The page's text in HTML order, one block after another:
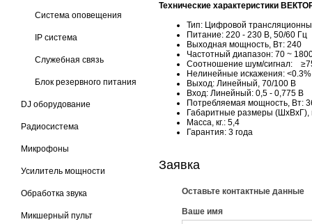
Система оповещения
IP система
Cлужебная связь
Блок резервного питания
DJ оборудование
Радиосистема
Микрофоны
Усилитель мощности
Обработка звука
Микшерный пульт
Технические характеристики
Тип: Цифровой
Питание: 220 - 230 В, 50/60 Гц
Выходная мощность, Вт: 240
Частотный диапазон: 70 ~
Соотношение шум/сигнал:
Нелинейные искажения:
Выход: Линейный, 70/100 В
Вход: Линейный: 0,5 - 0,775 В
Потребляемая мощность, Вт:
Габаритные размеры (ШxВxГ),
Масса, кг.: 5,4
Гарантия: 3 года
Заявка
Оставьте контактные данные
Ваше имя